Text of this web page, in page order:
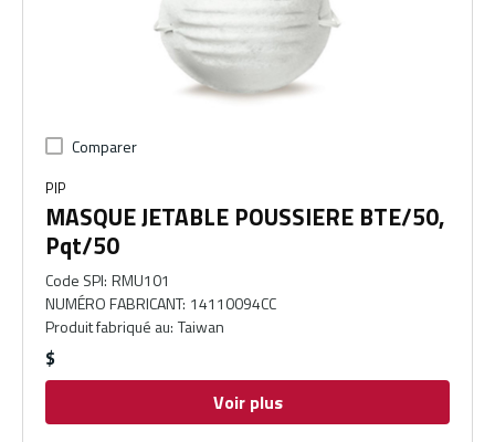
Comparer
PIP
MASQUE JETABLE POUSSIERE BTE/50,
Pqt/50
Code SPI: RMU101
NUMÉRO FABRICANT: 14110094CC
Produit fabriqué au: Taiwan
$
Voir plus